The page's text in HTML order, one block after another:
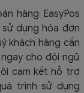
hàng EasyPos
sử dụnghóa đơn
khách hàng cần
cho đội ngũ
cam kết hỗ trợ
trình sử dụng